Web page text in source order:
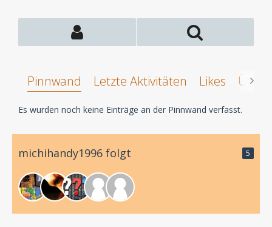
Pinnwand Letzte Aktivitäten Likes Über
Es wurden noch keine Einträge an der Pinnwand verfasst.
michihandy1996 folgt 5